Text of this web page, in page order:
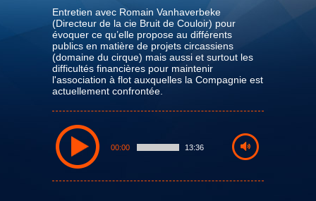
Entretien avec Romain Vanhaverbeke
(Directeur de la cie Bruit de Couloir) pour
évoquer ce qu’elle propose au différents
publics en matière de projets circassiens
(domaine du cirque) mais aussi et surtout les
difficultés financières pour maintenir
l'association à flot auxquelles la Compagnie est
actuellement confrontée.
00:00 13:36